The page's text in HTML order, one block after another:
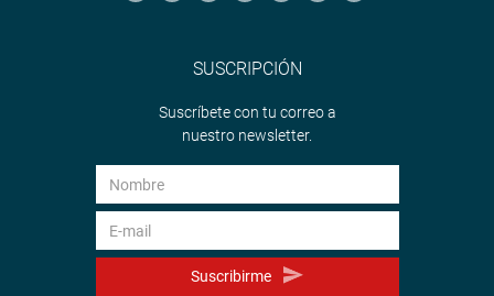
SUSCRIPCIÓN
Suscríbete con tu correo a
nuestro newsletter.
Suscribirme